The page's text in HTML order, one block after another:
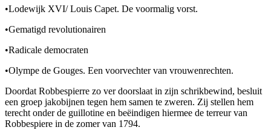
•Lodewijk XVI/ Louis Capet. De voormalig vorst.
•Gematigd revolutionairen
•Radicale democraten
•Olympe de Gouges. Een voorvechter van vrouwenrechten.
Doordat Robbespierre zo ver doorslaat in zijn schrikbewind, besluit
een groep jakobijnen tegen hem samen te zweren. Zij stellen hem
terecht onder de guillotine en beëindigen hiermee de terreur van
Robbespiere in de zomer van 1794.